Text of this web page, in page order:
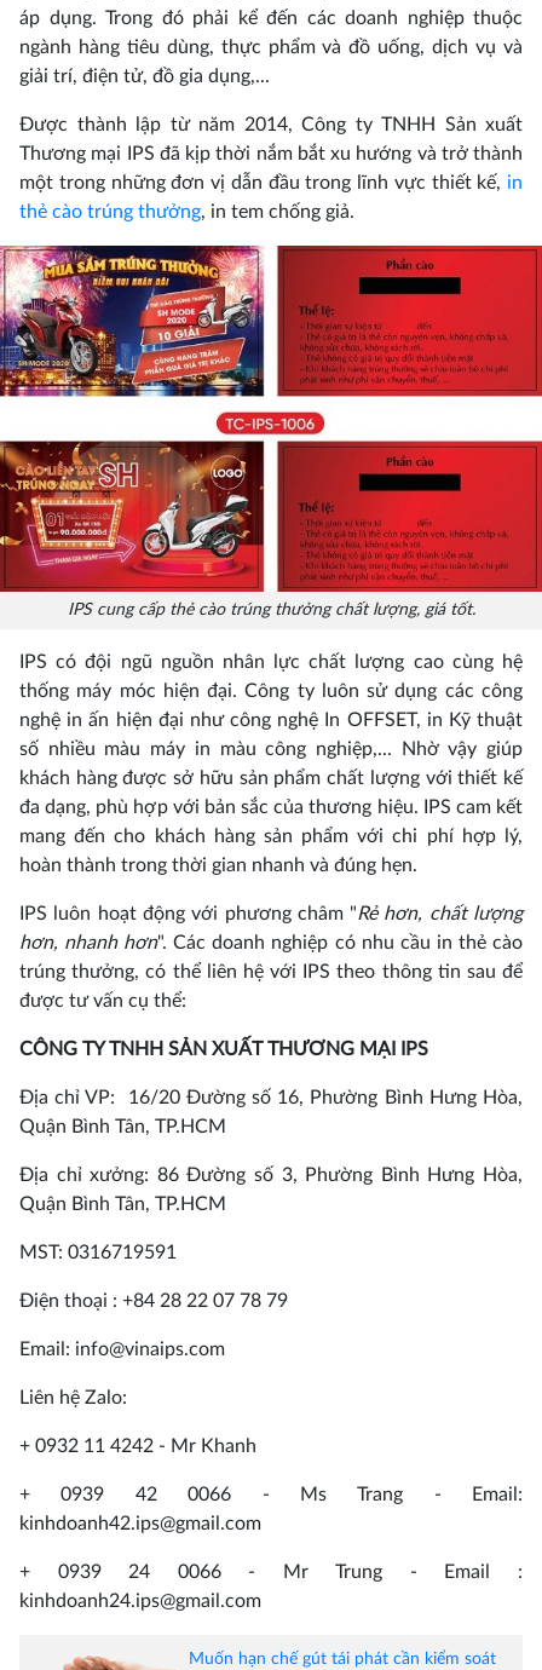
áp dụng. Trong đó phải kể đến các doanh nghiệp thuộc
ngành hàng tiêu dùng, thực phẩm và đồ uống, dịch vụ và
giải trí, điện tử, đồ gia dụng,...
Được thành lập từ năm 2014, Công ty TNHH Sản xuất
Thương mại IPS đã kịp thời nắm bắt xu hướng và trở thành
một trong những đơn vị dẫn đầu trong lĩnh vực thiết kế, in
thẻ cào trúng thưởng, in tem chống giả.
IPS cung cấp thẻ cào trúng thưởng chất lượng, giá tốt.
IPS có đội ngũ nguồn nhân lực chất lượng cao cùng hệ
thống máy móc hiện đại. Công ty luôn sử dụng các công
nghệ in ấn hiện đại như công nghệ In OFFSET, in Kỹ thuật
số nhiều màu máy in màu công nghiệp,... Nhờ vậy giúp
khách hàng được sở hữu sản phẩm chất lượng với thiết kế
đa dạng, phù hợp với bản sắc của thương hiệu. IPS cam kết
mang đến cho khách hàng sản phẩm với chi phí hợp lý,
hoàn thành trong thời gian nhanh và đúng hẹn.
IPS luôn hoạt động với phương châm "Rẻ hơn, chất lượng
hơn, nhanh hơn". Các doanh nghiệp có nhu cầu in thẻ cào
trúng thưởng, có thể liên hệ với IPS theo thông tin sau để
được tư vấn cụ thể:
CÔNG TY TNHH SẢN XUẤT THƯƠNG MẠI IPS
Địa chỉ VP: 16/20 Đường số 16, Phường Bình Hưng Hòa,
Quận Bình Tân, TP.HCM
Địa chỉ xưởng: 86 Đường số 3, Phường Bình Hưng Hòa,
Quận Bình Tân, TP.HCM
MST: 0316719591
Điện thoại : +84 28 22 07 78 79
Email: info@vinaips.com
Liên hệ Zalo:
+ 0932 11 4242 - Mr Khanh
+ 0939 42 0066 - Ms Trang - Email:
kinhdoanh42.ips@gmail.com
+ 0939 24 0066 - Mr Trung - Email :
kinhdoanh24.ips@gmail.com
Muốn hạn chế gút tái phát cần kiểm soát